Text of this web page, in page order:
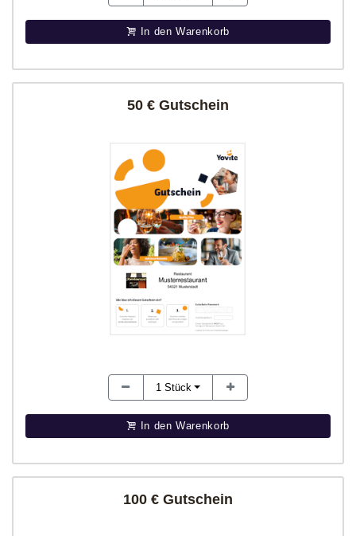
In den Warenkorb
50 € Gutschein
1 Stück
In den Warenkorb
100 € Gutschein